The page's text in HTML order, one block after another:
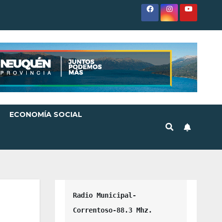
ECONOMÍA SOCIAL
Radio Municipal-
Correntoso-88.3 Mhz.